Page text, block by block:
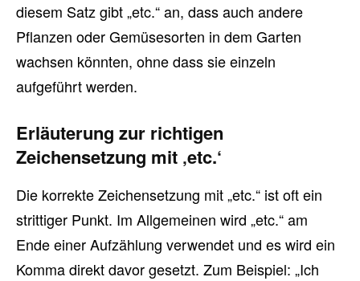
diesem Satz gibt „etc.“ an, dass auch andere
Pflanzen oder Gemüsesorten in dem Garten
wachsen könnten, ohne dass sie einzeln
aufgeführt werden.
Erläuterung zur richtigen
Zeichensetzung mit ‚etc.‘
Die korrekte Zeichensetzung mit „etc.“ ist oft ein
strittiger Punkt. Im Allgemeinen wird „etc.“ am
Ende einer Aufzählung verwendet und es wird ein
Komma direkt davor gesetzt. Zum Beispiel: „Ich